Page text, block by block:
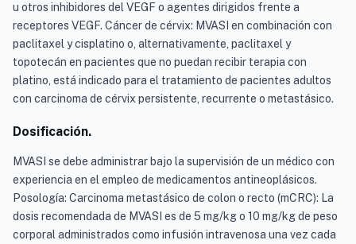
u otros inhibidores del VEGF o agentes dirigidos frente a
receptores VEGF. Cáncer de cérvix: MVASI en combinación con
paclitaxel y cisplatino o, alternativamente, paclitaxel y
topotecán en pacientes que no puedan recibir terapia con
platino, está indicado para el tratamiento de pacientes adultos
con carcinoma de cérvix persistente, recurrente o metastásico.
Dosificación.
MVASI se debe administrar bajo la supervisión de un médico con
experiencia en el empleo de medicamentos antineoplásicos.
Posología: Carcinoma metastásico de colon o recto (mCRC): La
dosis recomendada de MVASI es de 5 mg/kg o 10 mg/kg de peso
corporal administrados como infusión intravenosa una vez cada